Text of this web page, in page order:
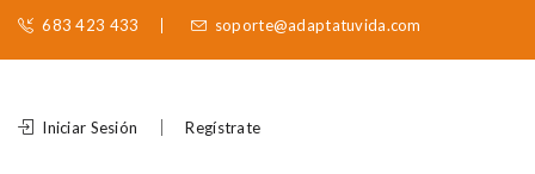
683 423 433 soporte@adaptatuvida.com
Iniciar Sesión Regístrate